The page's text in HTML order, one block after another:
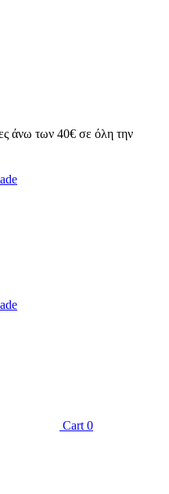
άνω των 40€ σε όλη την
Cart 0